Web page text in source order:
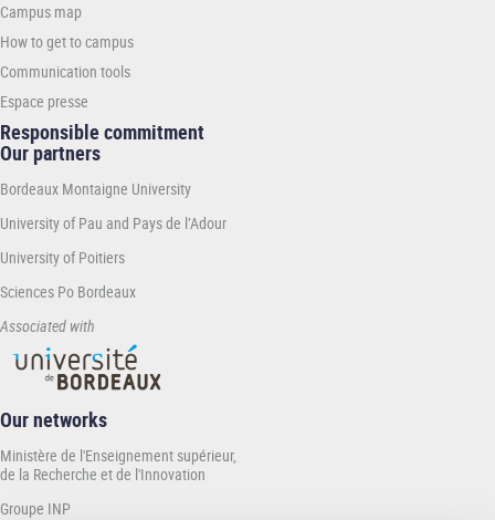
INP
Campus map
How to get to campus
Communication tools
Espace presse
Responsible commitment
Our partners
Bordeaux Montaigne University
University of Pau and Pays de l’Adour
University of Poitiers
Sciences Po Bordeaux
Associated with
Our networks
Ministère de l'Enseignement supérieur,
de la Recherche et de l'Innovation
Groupe INP